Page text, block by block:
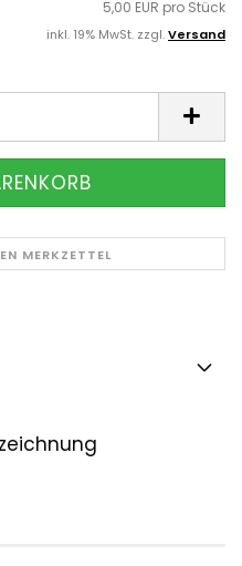
5,00 EUR pro Stück
inkl. 19% MwSt. zzgl.Versand
MERKZETTEL